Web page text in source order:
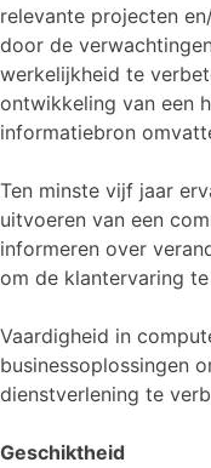
relevante projecten
door de
werkelijkheid te
ontwikkeling van een
informatiebron
Ten minste vijf jaar
uitvoeren van een
informeren over
om de klantervaring
Vaardigheid in
businessoplossingen
dienstverlening te
Geschiktheid